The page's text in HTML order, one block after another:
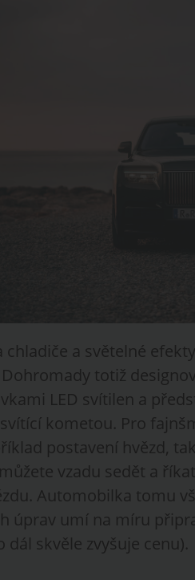
chladiče a světelné
totiž
LED svítilen a
kometou. Pro
postavení hvězd,
vzadu sedět a
Automobilka tomu
úprav umí na míru
dál skvěle zvyšuje cenu).